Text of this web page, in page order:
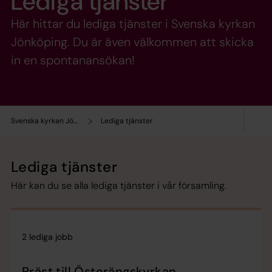
Svenska kyrkan Jönköping Lediga tjänster
Här hittar du lediga tjänster i Svenska kyrkan
Jönköping. Du är även välkommen att skicka
in en spontanansökan!
Lediga tjänster
Här kan du se alla lediga tjänster i vår församling.
2 lediga jobb